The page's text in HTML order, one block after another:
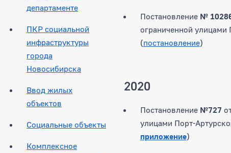
департаменте
ПКР социальной
инфраструктуры
города
Новосибирска
Ввод жилых
объектов
Социальные объекты
Комплексное
Постановление№
ограниченной улицами
(постановление)
2020
Постановление №727
улицами Порт-
приложение)